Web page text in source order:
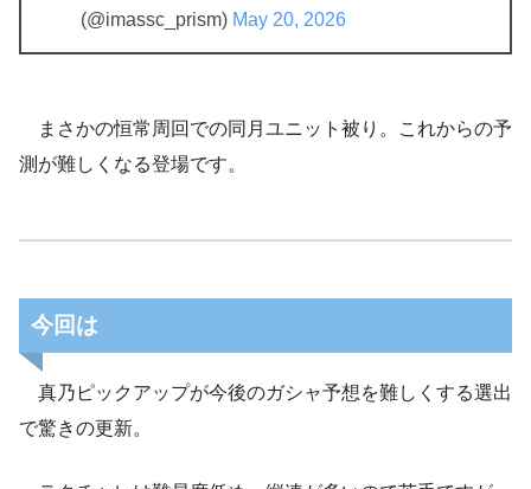
(@imassc_prism) May 20, 2026
まさかの恒常周回での同月ユニット被り。これからの予
測が難しくなる登場です。
今回は
真乃ピックアップが今後のガシャ予想を難しくする選出
で驚きの更新。